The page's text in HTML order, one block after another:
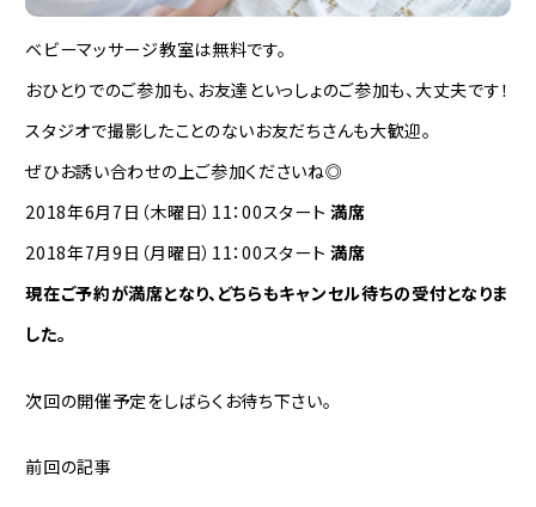
ベビーマッサージ教室は無料です。
おひとりでのご参加も、お友達といっしょのご参加も、大丈夫です！
スタジオで撮影したことのないお友だちさんも大歓迎。
ぜひお誘い合わせの上ご参加くださいね◎
2018年6月7日（木曜日）11：00スタート満席
2018年7月9日（月曜日）11：00スタート満席
現在ご予約が満席となり、どちらもキャンセル待ちの受付となりま
した。
次回の開催予定をしばらくお待ち下さい。
前回の記事